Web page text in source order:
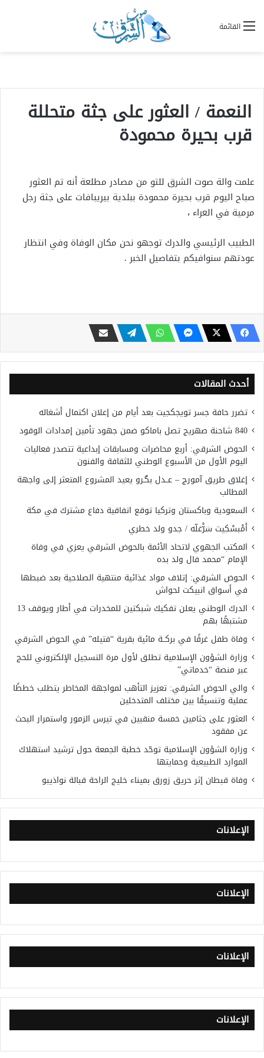
القائمة
النعمة / العثور على جثة متحللة
قرب بحيرة محمودة
علمت والة صوت الشرق للتو من مصادر مطلعة أنه تم العثور
صباح اليوم قرب بحيرة محمودة ببلدية بيريبافات على جثة رجل
مرمية في العراء ،
الطبيب الرئيسي والدرك توجهو نحن مكان الوفاة وفي انتظار
عودتهم سنوافيكم بتفاصيل الخبر .
أحدث المقالات
تضرر حافة جسر تويجكجيت بعد أيام من إعلان اكتمال أشغاله
840 شاحنة صهريج تصل باماكو ضمن جهود تأمين إمدادات الوقود
الحوض الشرقي: أربع محاضرات ومسابقات إبداعية تتصدر فعاليات
اليوم الأول من الأسبوع الوطني للثقافة والفنون
إغلاق طريق آمورج – عــدل بگـرو يعيد المشروع المتعثر إلى واجهة
المطالب
السعودية وباكستان وتركيا توقع اتفاقية دفاع مشترك في مكة
أَمْبسْكِيت سَرّْغلّه / جدو ولد خطري
المكتب الجهوي لاتحاد الأئمة بالحوض الشرقي يعزي في وفاة
الإمام “محمد فال ولد بده
الحوض الشرقي: إتلاف مواد غذائية منتهية الصلاحية بعد ضبطها
في أسواق انبيكت لحواش
الدرك الوطني يعلن تفكيك شبكتين للمخدرات في أطار ويوقف 13
مشتبهًا بهم
وفاة طفل غرقًا في بركــة مائية بقرية “فتيله” في الحوض الشرقي
وزارة الشؤون الإسلامية تطلق لأول مرة التسجيل الإلكتروني للحج
عبر منصة “خدماتي”
والي الحوض الشرقي: تعزيز التأهب لمواجهة المخاطر يتطلب خططًا
عملية وتنسيقًا بين مختلف المتدخلين
العثور على جثامين خمسة منقبين في تيرس الزمور واستمرار البحث
عن مفقود
وزارة الشؤون الإسلامية توحّد خطبة الجمعة حول ترشيد استهلاك
الموارد الطبيعية وحمايتها
وفاة قبطان إثر حريق زورق بميناء خليج الراحة قبالة نواذيبو
الإعلانات
الإعلانات
الإعلانات
الإعلانات